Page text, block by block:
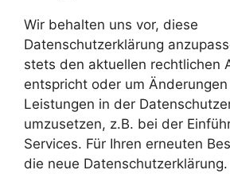
Wir behalten uns vor, diese
Datenschutzerklärung
stets den aktuellen rechtlichen
entspricht oder um
Leistungen in der
umzusetzen, z.B. bei der
Services. Für Ihren erneuten
die neue Datenschutzerklärung.